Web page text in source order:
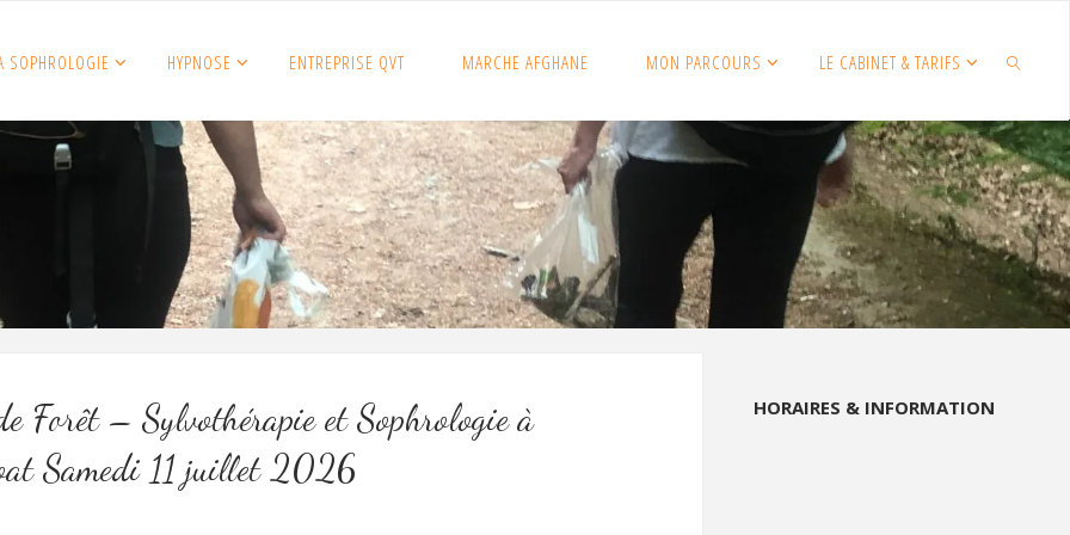
SOPHROLOGIE HYPNOSE ENTREPRISE QVT MARCHE AFGHANE MON PARCOURS LE CABINET & TARIFS
SEARCH
Forêt – Sylvothérapie et Sophrologie à
Samedi 11 juillet 2026
HORAIRES & INFORMATION